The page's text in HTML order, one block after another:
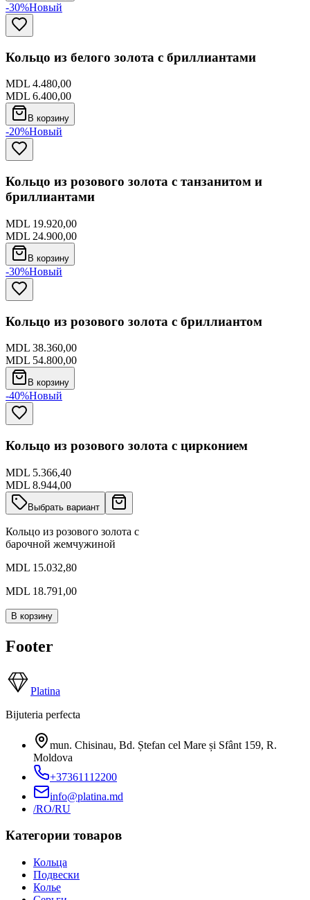
-30%Новый
Кольцо из белого золота с бриллиантами
MDL 4.480,00
MDL 6.400,00
В корзину
-20%Новый
Кольцо из розового золота с танзанитом и
бриллиантами
MDL 19.920,00
MDL 24.900,00
В корзину
-30%Новый
Кольцо из розового золота с бриллиантом
MDL 38.360,00
MDL 54.800,00
В корзину
-40%Новый
Кольцо из розового золота с цирконием
MDL 5.366,40
MDL 8.944,00
Выбрать вариант
Кольцо из розового золота с
барочной жемчужиной
MDL 15.032,80
MDL 18.791,00
В корзину
Footer
Platina
Bijuteria perfecta
mun. Chisinau, Bd. Ștefan cel Mare și Sfânt 159, R.
Moldova
+37361112200
info@platina.md
/RO/RU
Категории товаров
Кольца
Подвески
Колье